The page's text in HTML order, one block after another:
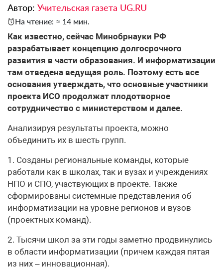
Автор: Учительская газета UG.RU
На чтение: ≈ 14 мин.
Как известно, сейчас Минобрнауки РФ
разрабатывает концепцию долгосрочного
развития в части образования. И информатизации
там отведена ведущая роль. Поэтому есть все
основания утверждать, что основные участники
проекта ИСО продолжат плодотворное
сотрудничество с министерством и далее.
Анализируя результаты проекта, можно
объединить их в шесть групп.
1. Созданы региональные команды, которые
работали как в школах, так и вузах и учреждениях
НПО и СПО, участвующих в проекте. Также
сформированы системные представления об
информатизации на уровне регионов и вузов
(проектных команд).
2. Тысячи школ за эти годы заметно продвинулись
в области информатизации (причем каждая пятая
из них – инновационная).